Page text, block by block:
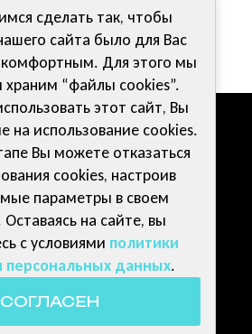
сделать так, чтобы
сайта было для Вас
Для этого мы
храним “файлы cookies”.
этот сайт, Вы
на использование cookies.
Вы можете отказаться
cookies, настроив
параметры в своем
Оставаясь на сайте, вы
с условиями политики
персональных данных.
СОГЛАСЕН
добрый праздник!
2024 АНО «МИР»
персональных данных
договора
Документы
Контакты